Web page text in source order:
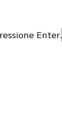
Portateis
Enter.
Portateis